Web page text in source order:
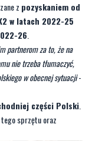
z pozyskaniem od
w latach 2022-25
26.
partnerom za to, że na
nie trzeba tłumaczyć,
w obecnej sytuacji-
części Polski.
sprzętu oraz